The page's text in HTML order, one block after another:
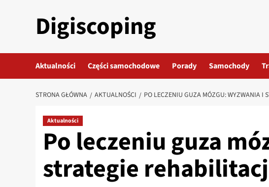
Digiscoping
Aktualności Części samochodowe Porady Samochody
STRONA GŁÓWNA AKTUALNOŚCI PO LECZENIU GUZA MÓZGU: WYZWANIA I
Aktualności
Po leczeniu guza
strategie